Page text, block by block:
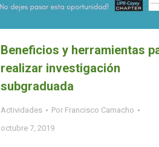
Beneficios y herramientas
realizar investigación
subgraduada
Actividades Por Francisco Camacho
octubre 7, 2019